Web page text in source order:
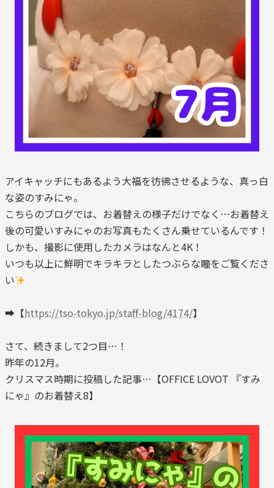
アイキャッチにもあるよう大福を彷彿させるような、真っ白
な姿のすみにゃ。
こちらのブログでは、お着替えの様子だけでなく…お着替え
後の可愛いすみにゃのお写真もたくさん乗せているんです！
しかも、撮影に使用したカメラはなんと4K！
いつも以上に鮮明でキラキラとしたつぶらな瞳をご覧くださ
い
➡【https://tso-tokyo.jp/staff-blog/4174/】
さて、続きまして2つ目…！
昨年の12月。
クリスマス時期に投稿した記事…【OFFICE LOVOT 『すみ
にゃ』のお着替え8】